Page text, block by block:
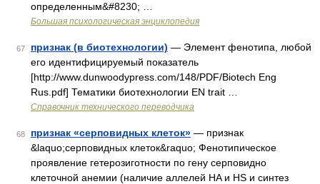
определенным&#8230; …
Большая психологическая энциклопедия
67 признак (в биотехнологии) — Элемент фенотипа, любой
его идентифицируемый показатель
[http://www.dunwoodypress.com/148/PDF/Biotech Eng
Rus.pdf] Тематики биотехнологии EN trait …
Справочник технического переводчика
68 признак «серповидных клеток» — признак
&laquo;серповидных клеток&raquo; Фенотипическое
проявление гетерозиготности по гену серповидно
клеточной анемии (наличие аллелей HA и HS и синтез